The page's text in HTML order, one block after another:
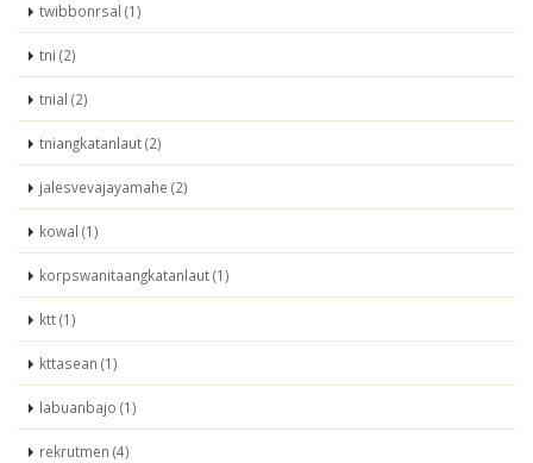
twibbonrsal (1)
tni (2)
tnial (2)
tniangkatanlaut (2)
jalesvevajayamahe (2)
kowal (1)
korpswanitaangkatanlaut (1)
ktt (1)
kttasean (1)
labuanbajo (1)
rekrutmen (4)